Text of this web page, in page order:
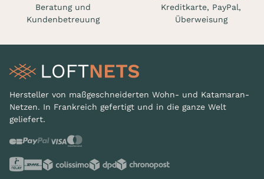
Beratung und
Kundenbetreuung
Kreditkarte, PayPal,
Überweisung
Hersteller von maßgeschneiderten Wohn- und Katamaran-
Netzen. In Frankreich gefertigt und in die ganze Welt
geliefert.